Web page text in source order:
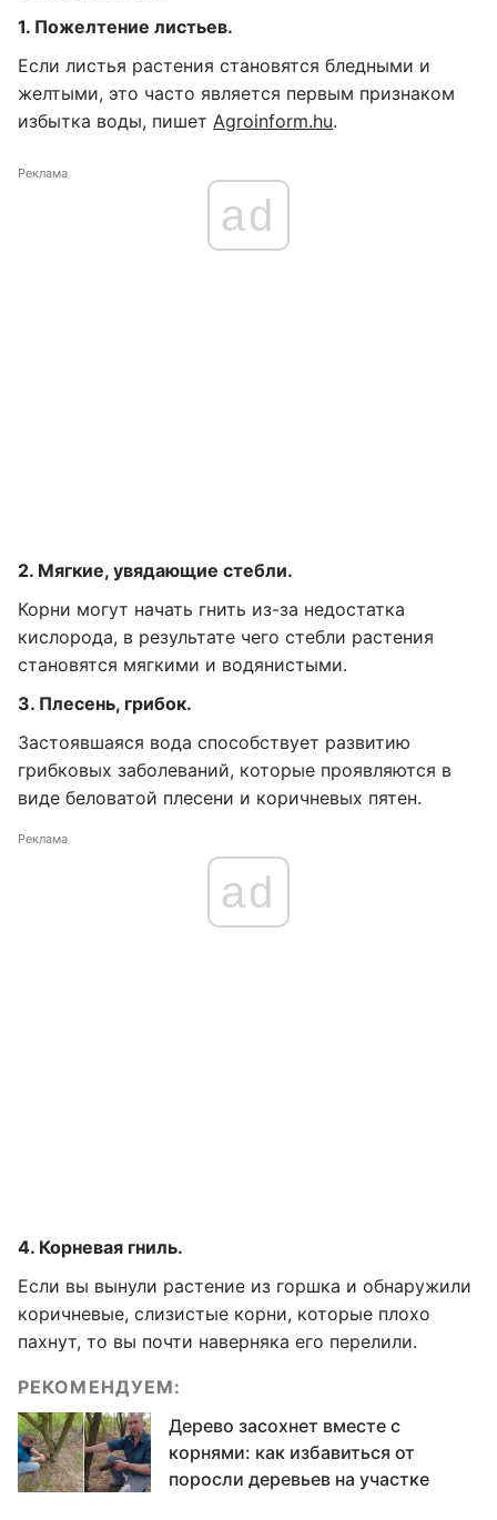
1. Пожелтение листьев.
Если листья растения становятся бледными и
желтыми, это часто является первым признаком
избытка воды, пишет Аgroinform.hu.
Реклама
ad
2. Мягкие, увядающие стебли.
Корни могут начать гнить из-за недостатка
кислорода, в результате чего стебли растения
становятся мягкими и водянистыми.
3. Плесень, грибок.
Застоявшаяся вода способствует развитию
грибковых заболеваний, которые проявляются в
виде беловатой плесени и коричневых пятен.
Реклама
ad
4. Корневая гниль.
Если вы вынули растение из горшка и обнаружили
коричневые, слизистые корни, которые плохо
пахнут, то вы почти наверняка его перелили.
РЕКОМЕНДУЕМ:
Дерево засохнет вместе с
корнями: как избавиться от
поросли деревьев на участке